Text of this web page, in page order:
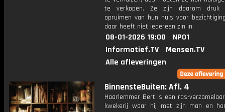
te verkopen. Ze zijn daarom
opruimen van hun huis voor
daar heeft niet iedereen zin in.
08-01-2026 19:00
NPO1
Informatief.TV
Mensen.TV
Alle afleveringen
BinnensteBuiten: Afl. 4
Haarlemmer Bert is een ras-
kwekerij waar hij met zijn man en